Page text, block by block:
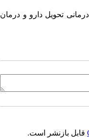
تحویل دارو و درمان
قابل بازنشر است.